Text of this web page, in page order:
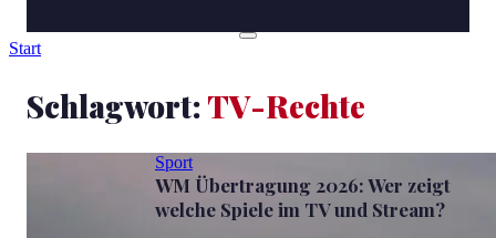
Start
Schlagwort:TV-Rechte
Sport
WM Übertragung 2026: Wer zeigt
welche Spiele im TV und Stream?